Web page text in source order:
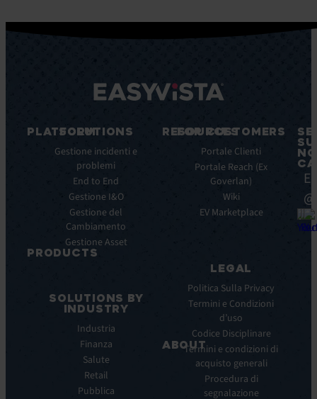
PLATFORM
Caratteristiche
principali
principali
Integrazioni
PRODUCTS
Service
Manager
Experience
Monitoring:
SOLUTIONS
Gestione incidenti e
problemi
End to End
Gestione I&O
Gestione del
Cambiamento
Gestione Asset
SOLUTIONS BY
INDUSTRY
Industria
Finanza
Salute
Retail
Pubblica
RESOURCES
Ebook
Whitepaper
Study
Comunicati
stampa
ABOUT
FOR CUSTOMERS
Portale Clienti
Portale Reach (Ex
Goverlan)
Wiki
EV Marketplace
LEGAL
Politica Sulla Privacy
Termini e Condizioni
d’uso
Codice Disciplinare
Termini e condizioni di
acquisto generali
Procedura di
segnalazione